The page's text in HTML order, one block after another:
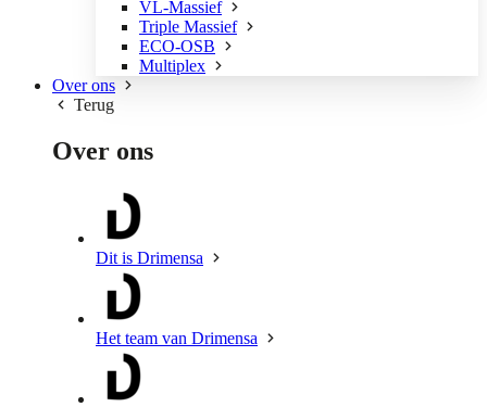
VL-Massief
Triple Massief
ECO-OSB
Multiplex
Over ons
Terug
Over ons
Dit is Drimensa
Het team van Drimensa